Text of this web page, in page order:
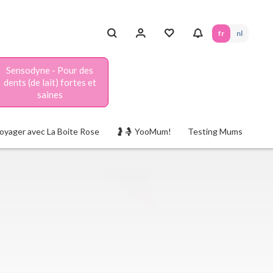
fr nl
Sensodyne - Pour des
dents (de lait) fortes et
saines
avec La Boite Rose 🤰🤱 YooMum! Testing Mums